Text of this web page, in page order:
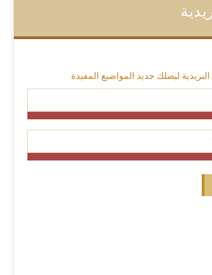
ليصلك جديد المواضيع المفيدة